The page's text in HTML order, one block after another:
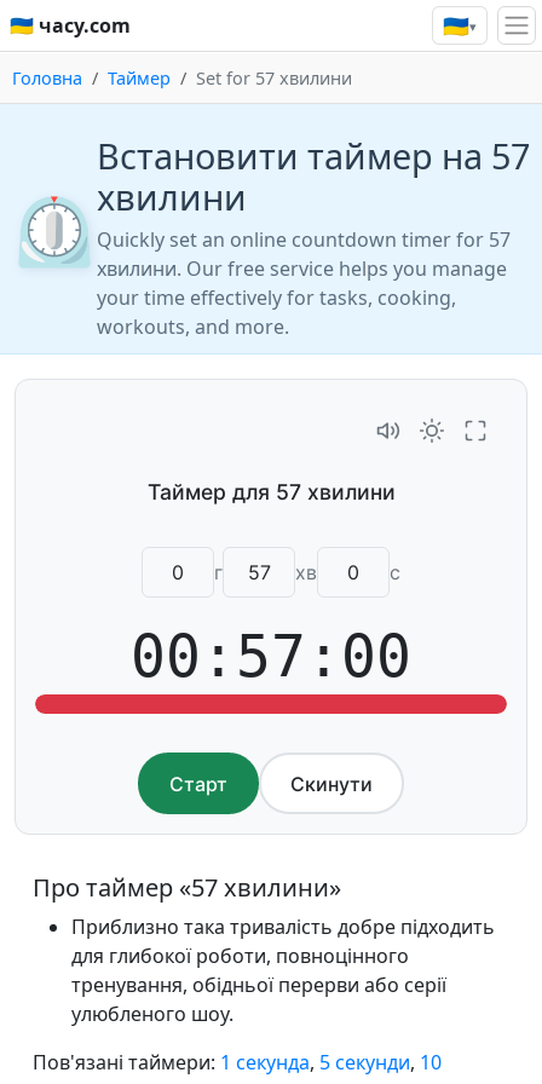
🇺🇦 часу.com 🇺🇦▾
Головна Таймер Set for 57 хвилини
⏲️
Встановити таймер на 57
хвилини
Quickly set an online countdown timer for 57
хвилини. Our free service helps you manage
your time effectively for tasks, cooking,
workouts, and more.
г хв с
00:57:00
Старт Скинути
Про таймер «57 хвилини»
Приблизно така тривалість добре підходить
для глибокої роботи, повноцінного
тренування, обідньої перерви або серії
улюбленого шоу.
Пов'язані таймери: 1 секунда, 5 секунди, 10